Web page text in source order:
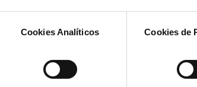
Cookies Analíticos Cookies de
sugerimos que o Utilizador
relativamente à utilização de Cookies